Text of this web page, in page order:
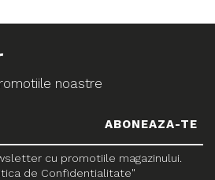
noastre
cu promotiile magazinului.
de Confidentialitate"